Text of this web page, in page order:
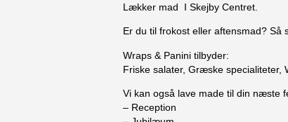
Lækker mad I Skejby Centret.
Er du til frokost eller aftensmad?
Wraps & Panini tilbyder:
Friske salater, Græske specialiteter,
Vi kan også lave made til din næste
– Reception